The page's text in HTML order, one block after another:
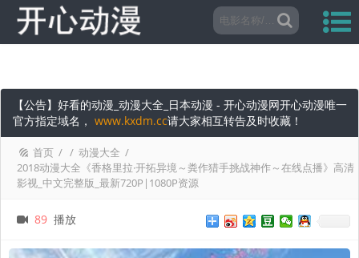
【公告】好看的动漫_动漫大全_日本动漫 - 开心动漫网开心动漫唯一
官方指定域名， www.kxdm.cc请大家相互转告及时收藏！
首页 / / 动漫大全 /
2018动漫大全《香格里拉·开拓异境～粪作猎手挑战神作～在线点播》高清
影视_中文完整版_最新720P|1080P资源
89 播放